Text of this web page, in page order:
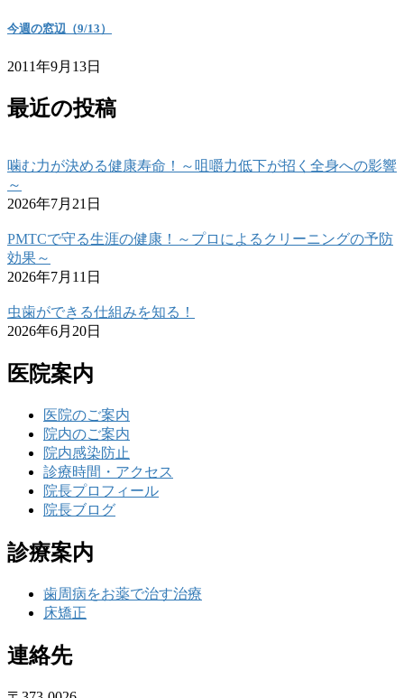
今週の窓辺（9/13）
2011年9月13日
最近の投稿
噛む力が決める健康寿命！～咀嚼力低下が招く全身への影響
～
2026年7月21日
PMTCで守る生涯の健康！～プロによるクリーニングの予防
効果～
2026年7月11日
虫歯ができる仕組みを知る！
2026年6月20日
医院案内
医院のご案内
院内のご案内
院内感染防止
診療時間・アクセス
院長プロフィール
院長ブログ
診療案内
歯周病をお薬で治す治療
床矯正
連絡先